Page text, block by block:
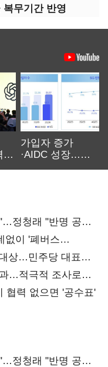
복무기간 반영
대
가입자 증가
·AIDC 성장…
정청래 "반명 공세
없이 '폐버스
상…민주당 대표로
…적극적 조사로
협력 없으면 '공수표'
정청래 "반명 공세